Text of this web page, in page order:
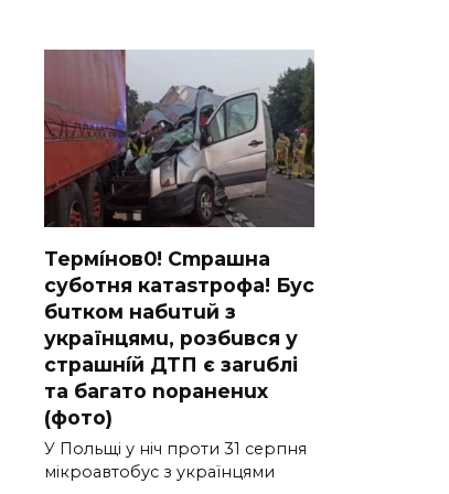
Термíнoв0! Cmрашна
суботня катаsтрофa! Бус
бuтком набuтuй з
українцямu, розбuвся у
cтрашнíй ДТП є заruблі
та багато nораненuх
(фото)
У Польщі у ніч проти 31 серпня
мікроавтобус з українцями